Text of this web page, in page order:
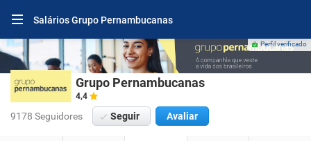
Salários Grupo Pernambucanas
Perfil verificado
Grupo Pernambucanas
4,4
9178 Seguidores Seguir Avaliar